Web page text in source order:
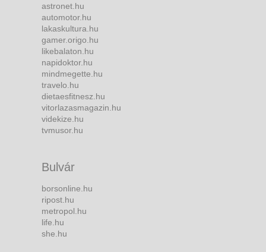
astronet.hu
automotor.hu
lakaskultura.hu
gamer.origo.hu
likebalaton.hu
napidoktor.hu
mindmegette.hu
travelo.hu
dietaesfitnesz.hu
vitorlazasmagazin.hu
videkize.hu
tvmusor.hu
Bulvár
borsonline.hu
ripost.hu
metropol.hu
life.hu
she.hu